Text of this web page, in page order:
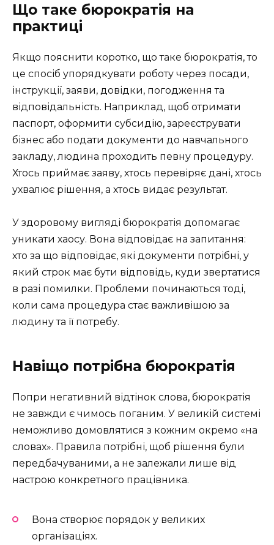
Що таке бюрократія на
практиці
Якщо пояснити коротко, що таке бюрократія, то
це спосіб упорядкувати роботу через посади,
інструкції, заяви, довідки, погодження та
відповідальність. Наприклад, щоб отримати
паспорт, оформити субсидію, зареєструвати
бізнес або подати документи до навчального
закладу, людина проходить певну процедуру.
Хтось приймає заяву, хтось перевіряє дані, хтось
ухвалює рішення, а хтось видає результат.
У здоровому вигляді бюрократія допомагає
уникати хаосу. Вона відповідає на запитання:
хто за що відповідає, які документи потрібні, у
який строк має бути відповідь, куди звертатися
в разі помилки. Проблеми починаються тоді,
коли сама процедура стає важливішою за
людину та її потребу.
Навіщо потрібна бюрократія
Попри негативний відтінок слова, бюрократія
не завжди є чимось поганим. У великій системі
неможливо домовлятися з кожним окремо «на
словах». Правила потрібні, щоб рішення були
передбачуваними, а не залежали лише від
настрою конкретного працівника.
Вона створює порядок у великих
організаціях.